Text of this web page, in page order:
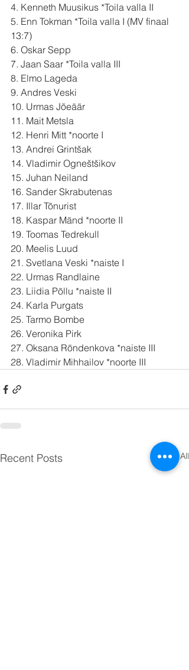
4. Kenneth Muusikus *Toila valla II
5. Enn Tokman *Toila valla I (MV finaal
13:7)
6. Oskar Sepp
7. Jaan Saar *Toila valla III
8. Elmo Lageda
9. Andres Veski
10. Urmas Jõeäär
11. Mait Metsla
12. Henri Mitt *noorte I
13. Andrei Grintšak
14. Vladimir Ogneštšikov
15. Juhan Neiland
16. Sander Skrabutenas
17. Illar Tõnurist
18. Kaspar Mänd *noorte II
19. Toomas Tedrekull
20. Meelis Luud
21. Svetlana Veski *naiste I
22. Urmas Randlaine
23. Liidia Põllu *naiste II
24. Karla Purgats
25. Tarmo Bombe
26. Veronika Pirk
27. Oksana Rõndenkova *naiste III
28. Vladimir Mihhailov *noorte III
Recent Posts See All